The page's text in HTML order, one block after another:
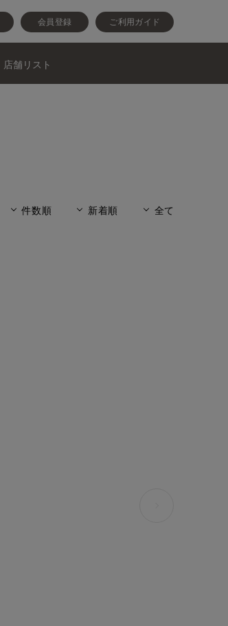
会員登録 ご利用ガイド
店舗リスト
件数順 新着順 全て